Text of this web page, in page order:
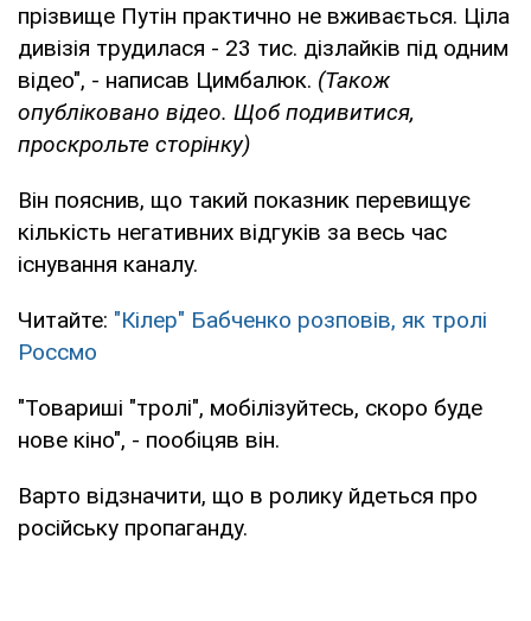
прізвище Путін практично не вживається. Ціла
дивізія трудилася - 23 тис. дізлайків під одним
відео", - написав Цимбалюк. (Також
опубліковано відео. Щоб подивитися,
проскрольте сторінку)
Він пояснив, що такий показник перевищує
кількість негативних відгуків за весь час
існування каналу.
Читайте: "Кілер" Бабченко розповів, як тролі
Россмо
"Товариші "тролі", мобілізуйтесь, скоро буде
нове кіно", - пообіцяв він.
Варто відзначити, що в ролику йдеться про
російську пропаганду.